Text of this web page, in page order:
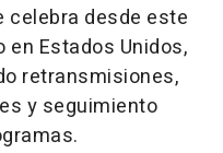
celebra desde este
en Estados Unidos,
retransmisiones,
y seguimiento